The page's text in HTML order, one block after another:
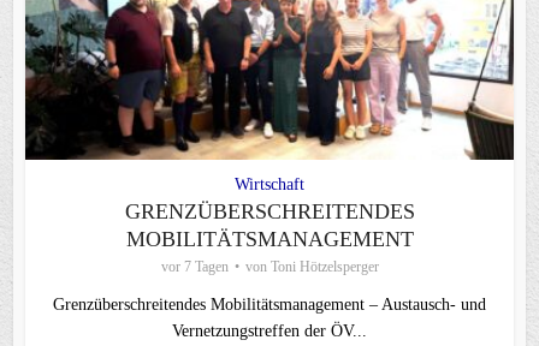
Wirtschaft
GRENZÜBERSCHREITENDES
MOBILITÄTSMANAGEMENT
vor 7 Tagen von Toni Hötzelsperger
Grenzüberschreitendes Mobilitätsmanagement – Austausch- und
Vernetzungstreffen der ÖV...